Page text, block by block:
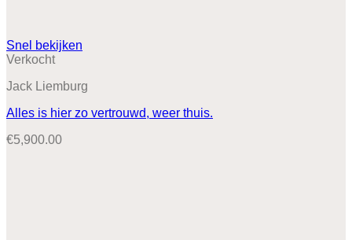
Snel bekijken
Verkocht
Jack Liemburg
Alles is hier zo vertrouwd, weer thuis.
€5,900.00